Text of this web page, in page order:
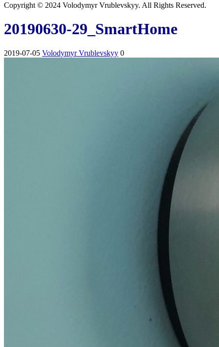
Copyright © 2024 Volodymyr Vrublevskyy. All Rights Reserved.
20190630-29_SmartHome
2019-07-05 Volodymyr Vrublevskyy 0